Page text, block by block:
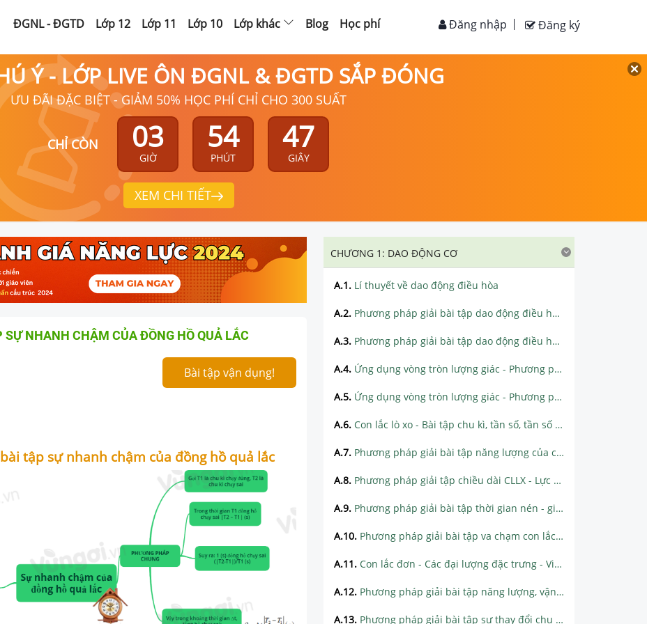
ĐGNL - ĐGTD Lớp 12 Lớp 11 Lớp 10 Lớp khác Blog Học phí Đăng ký
Đăng nhập
Ý - LỚP LIVE ÔN ĐGNL & ĐGTD SẮP ĐÓNG
ƯU ĐÃI ĐẶC BIỆT - GIẢM 50% HỌC PHÍ CHỈ CHO 300 SUẤT
CHỈ CÒN 03
GIỜ
54
PHÚT
46
GIÂY
XEM CHI TIẾT
NHANH CHẬM CỦA ĐỒNG HỒ QUẢ LẮC
Bài tập vận dụng!
tập sự nhanh chậm của đồng hồ quả lắc
CHƯƠNG 1: DAO ĐỘNG CƠ
A.1. Lí thuyết về dao động điều hòa
A.2. Phương pháp giải bài tập dao động điều hòa - Các đại lượng đặc trưng
A.3. Phương pháp giải bài tập dao động điều hòa - Viết phương trình dao động điều hòa
A.4. Ứng dụng vòng tròn lượng giác - Phương pháp giải bài tập xác định thời gian vật chuyển động từ x1 đến x2, số lần vật qua li độ x
A.5. Ứng dụng vòng tròn lượng giác - Phương pháp giải bài tập quãng đường, tốc độ trung bình
A.6. Con lắc lò xo - Bài tập chu kì, tần số, tần số góc của con lắc lò xo
A.7. Phương pháp giải bài tập năng lượng của con lắc lò xo
A.8. Phương pháp giải tập chiều dài CLLX - Lực đàn hồi, lực hồi phục của CLLX
A.9. Phương pháp giải bài tập thời gian nén - giãn của con lắc lò xo
A.10. Phương pháp giải bài tập va chạm con lắc lò xo
A.11. Con lắc đơn - Các đại lượng đặc trưng - Viết phương trình dao động của con lắc đơn
A.12. Phương pháp giải bài tập năng lượng, vận tốc - lực của con lắc đơn
A.13. Phương pháp giải bài tập sự thay đổi chu kì con lắc đơn khi chịu thêm tác dụng của lực lạ